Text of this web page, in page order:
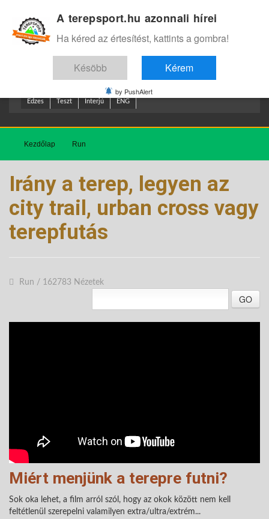
Edzes Teszt Interjú ENG
Kezdőlap Run
Irány a terep, legyen az
city trail, urban cross vagy
terepfutás
Run / 162783 Nézetek
GO
Miért menjünk a terepre futni?
Sok oka lehet, a film arról szól, hogy az okok között nem kell
feltétlenül szerepelni valamilyen extra/ultra/extrém...
A terepsport.hu azonnali hírei
Ha kéred az értesítést, kattints a gombra!
Késöbb Kérem
by PushAlert